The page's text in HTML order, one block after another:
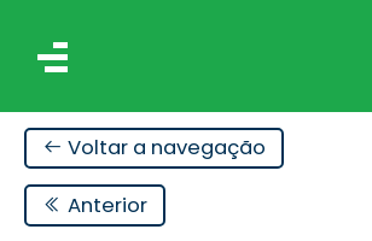
Voltar a navegação
Anterior